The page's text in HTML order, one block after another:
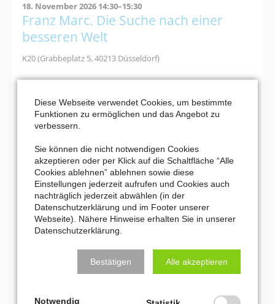
der
Geschichte
18. November 2026 14:30–15:30
Franz Marc. Die Suche nach einer
besseren Welt
K20 (Grabbeplatz 5, 40213 Düsseldorf)
Bei einer Führung durch die Ausstellung im K20 lernen die
Marcund seine Suche nach einer besseren Welt kennen.
Weiterlesen …Franz
Marc.
Suche
nach
einer
besseren
Welt
22. November 2026 17:00
Heute kein Hamlet
Robert Schumann Saal (Ehrenhof 4, 40479 Düsseldorf)
Mit Humor, Musik und viel Bühnenerfahrung gewähren
hinter die Kulissen der Welt von Theater und Film.
Heute
Hamlet
Diese Webseite verwendet Cookies, um bestimmte
Funktionen zu ermöglichen und das Angebot zu
verbessern.
Sie können die nicht notwendigen Cookies
akzeptieren oder per Klick auf die Schaltfläche “Alle
Cookies ablehnen” ablehnen sowie diese
Einstellungen jederzeit aufrufen und Cookies auch
nachträglich jederzeit abwählen (in der
Datenschutzerklärung und im Footer unserer
Webseite). Nähere Hinweise erhalten Sie in unserer
Datenschutzerklärung.
Bestätigen Alle akzeptieren
Notwendig